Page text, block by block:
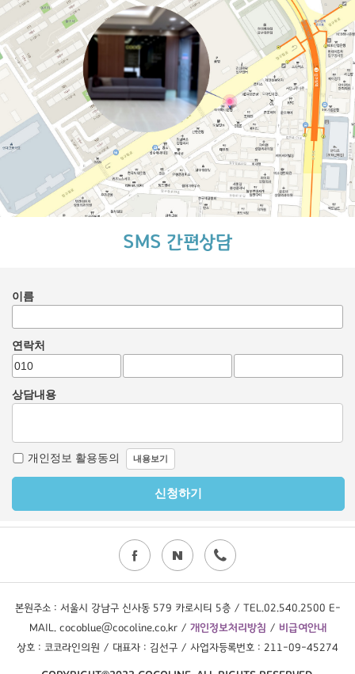
SMS 간편상담
본원주소 : 서울시 강남구 신사동 579 카로시티 5층 / TEL.02.540.2500 E-
MAIL. cocoblue@cocoline.co.kr / 개인정보처리방침 / 비급여안내
상호 : 코코라인의원 / 대표자 : 김선구 / 사업자등록번호 : 211-09-45274